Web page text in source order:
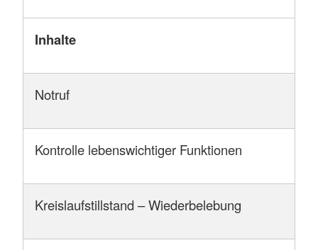
Inhalte
Notruf
Kontrolle lebenswichtiger Funktionen
Kreislaufstillstand – Wiederbelebung